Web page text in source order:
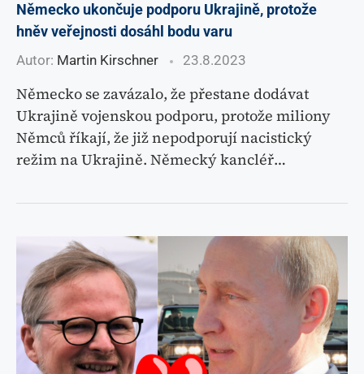
Německo ukončuje podporu Ukrajině, protože
hněv veřejnosti dosáhl bodu varu
Autor: Martin Kirschner 23.8.2023
Německo se zavázalo, že přestane dodávat
Ukrajině vojenskou podporu, protože miliony
Němců říkají, že již nepodporují nacistický
režim na Ukrajině. Německý kancléř…